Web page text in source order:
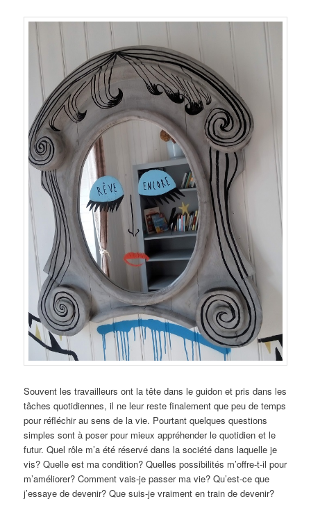
Souvent les travailleurs ont la tête dans le guidon et pris dans les
tâches quotidiennes, il ne leur reste finalement que peu de temps
pour réfléchir au sens de la vie. Pourtant quelques questions
simples sont à poser pour mieux appréhender le quotidien et le
futur. Quel rôle m’a été réservé dans la société dans laquelle je
vis? Quelle est ma condition? Quelles possibilités m’offre-t-il pour
m’améliorer? Comment vais-je passer ma vie? Qu’est-ce que
j’essaye de devenir? Que suis-je vraiment en train de devenir?